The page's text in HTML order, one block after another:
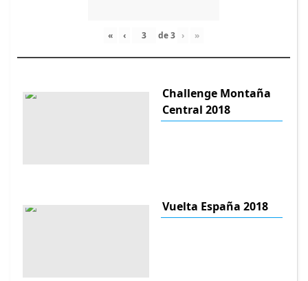
« ‹ de3 › »
Challenge Montaña
Central 2018
Vuelta España 2018